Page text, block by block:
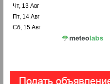
Чт, 13 Авг
Пт, 14 Авг
Сб, 15 Авг